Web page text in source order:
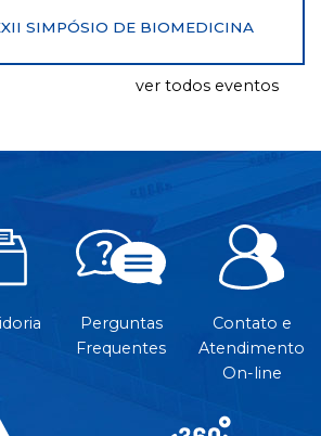
SIMPÓSIO DE BIOMEDICINA
ver todos eventos
Perguntas
Frequentes
Contato e
Atendimento
On-line